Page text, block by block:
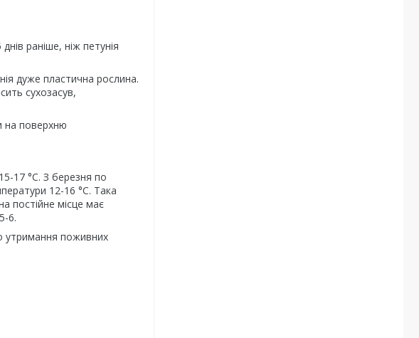
раніше, ніж петунія
дуже пластична рослина.
сухозасув,
на поверхню
17 °C. З березня по
12-16 °C. Така
постійне місце має
6.
утримання поживних